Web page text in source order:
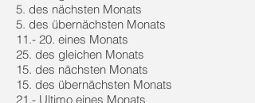
5. des nächsten Monats
5. des übernächsten Monats
11.- 20. eines Monats
25. des gleichen Monats
15. des nächsten Monats
15. des übernächsten Monats
21.- Ultimo eines Monats